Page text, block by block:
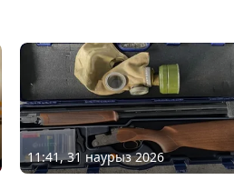
11:41, 31 наурыз 2026